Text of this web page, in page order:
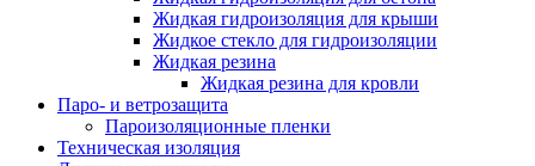
Жидкая гидроизоляция для крыши
Жидкое стекло для гидроизоляции
Жидкая резина
Жидкая резина для кровли
Паро- и ветрозащита
Пароизоляционные пленки
Техническая изоляция